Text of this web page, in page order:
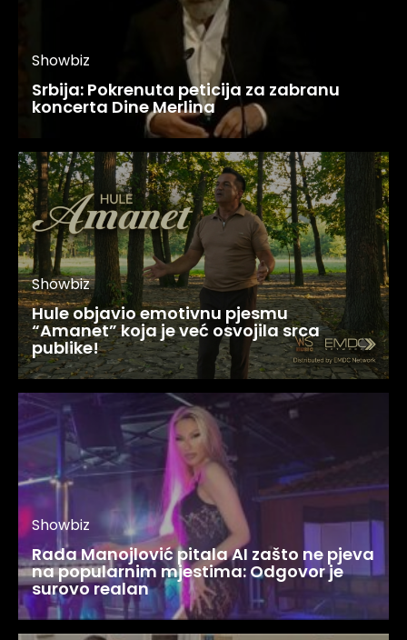
Showbiz
Srbija: Pokrenuta peticija za zabranu
koncerta Dine Merlina
Showbiz
Hule objavio emotivnu pjesmu
“Amanet” koja je već osvojila srca
publike!
Showbiz
Rada Manojlović pitala AI zašto ne pjeva
na popularnim mjestima: Odgovor je
surovo realan